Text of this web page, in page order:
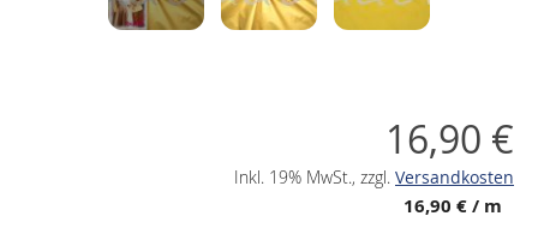
16,90 €
Inkl. 19% MwSt., zzgl. Versandkosten
16,90 €/ m